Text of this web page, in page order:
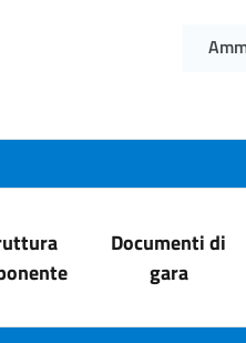
Documenti di
gara